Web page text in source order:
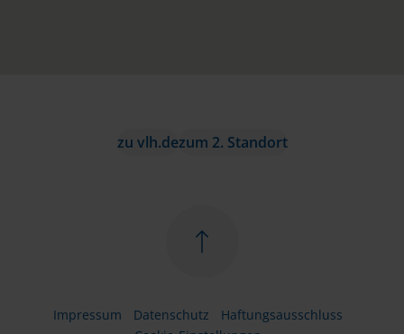
zu vlh.dezum 2. Standort
Impressum Datenschutz
Haftungsausschluss